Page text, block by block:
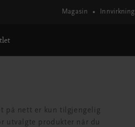
Magasin Innvirkning
på nett er kun tilgjengelig
utvalgte produkter når du